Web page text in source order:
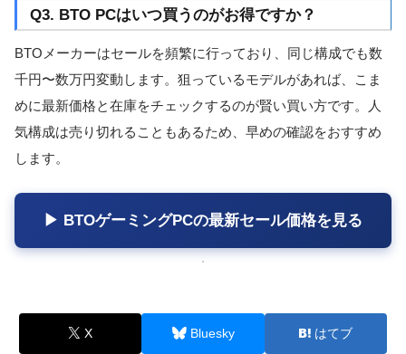
Q3. BTO PCはいつ買うのがお得ですか？
BTOメーカーはセールを頻繁に行っており、同じ構成でも数
千円〜数万円変動します。狙っているモデルがあれば、こま
めに最新価格と在庫をチェックするのが賢い買い方です。人
気構成は売り切れることもあるため、早めの確認をおすすめ
します。
▶ BTOゲーミングPCの最新セール価格を見る
X Bluesky はてブ